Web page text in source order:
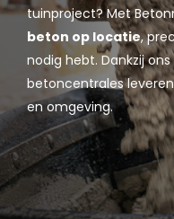
tuinproject? Met
beton op locatie,
nodig hebt. Dankzij
betoncentrales
en omgeving.